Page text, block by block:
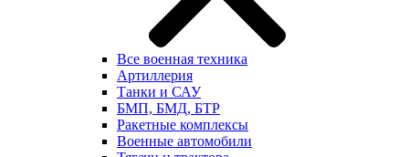
Все военная техника
Артиллерия
Танки и САУ
БМП, БМД, БТР
Ракетные комплексы
Военные автомобили